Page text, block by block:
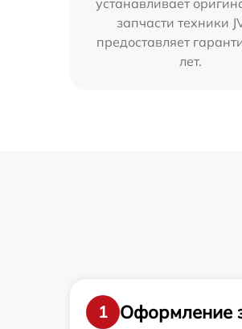
устанавливает
запчасти техники
предоставляет
лет.
1
Оформление